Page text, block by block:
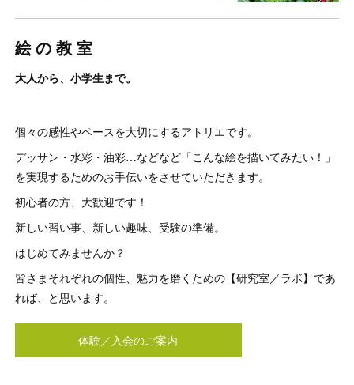
絵 の 教 室
大人から、小学生まで。
個々の感性やペースを大切にするアトリエです。
デッサン・水彩・油彩…などなど「こんな絵を描いてみたい！」
を実現するためのお手伝いをさせていただきます。
初心者の方、大歓迎です！
新しい習い事、新しい趣味、受験の準備。
はじめてみませんか？
皆さまそれぞれの個性、魅力を磨くための【研究室／ラボ】であ
れば、と思います。
体験／入会のご案内